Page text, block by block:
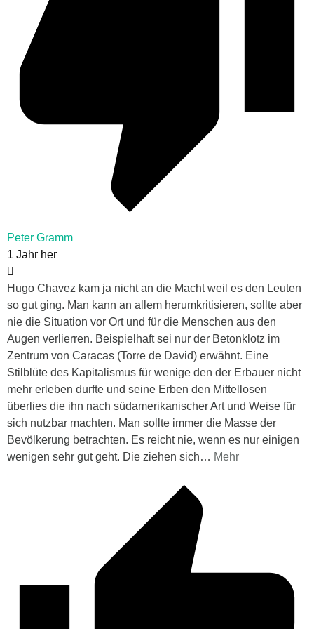
Peter Gramm
1 Jahr her
Hugo Chavez kam ja nicht an die Macht weil es den Leuten
so gut ging. Man kann an allem herumkritisieren, sollte aber
nie die Situation vor Ort und für die Menschen aus den
Augen verlierren. Beispielhaft sei nur der Betonklotz im
Zentrum von Caracas (Torre de David) erwähnt. Eine
Stilblüte des Kapitalismus für wenige den der Erbauer nicht
mehr erleben durfte und seine Erben den Mittellosen
überlies die ihn nach südamerikanischer Art und Weise für
sich nutzbar machten. Man sollte immer die Masse der
Bevölkerung betrachten. Es reicht nie, wenn es nur einigen
wenigen sehr gut geht. Die ziehen sich… Mehr